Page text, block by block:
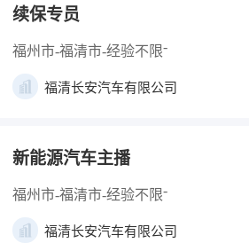
续保专员
福州市-福清市-经验不限-
福清长安汽车有限公司
新能源汽车主播
福州市-福清市-经验不限-
福清长安汽车有限公司